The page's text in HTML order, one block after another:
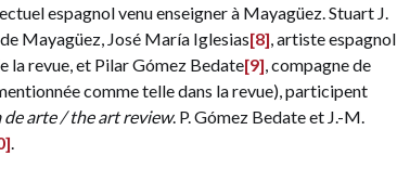
espagnol venu enseigner à Mayagüez. Stuart J.
Mayagüez, José María Iglesias[8] , artiste espagnol
la revue, et Pilar Gómez Bedate[9] , compagne de
comme telle dans la revue), participent
de arte / the art review. P. Gómez Bedate et J.-M.